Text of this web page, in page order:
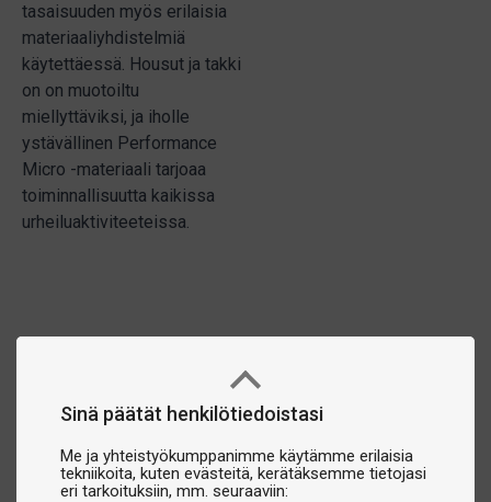
Sinä päätät henkilötiedoistasi
Me ja yhteistyökumppanimme käytämme erilaisia
tekniikoita, kuten evästeitä, kerätäksemme tietojasi
eri tarkoituksiin, mm. seuraaviin:
tasaisuuden myös erilaisia
materiaaliyhdistelmiä
käytettäessä. Housut ja takki
on on muotoiltu
miellyttäviksi, ja iholle
ystävällinen Performance
Micro -materiaali tarjoaa
toiminnallisuutta kaikissa
urheiluaktiviteeteissa.